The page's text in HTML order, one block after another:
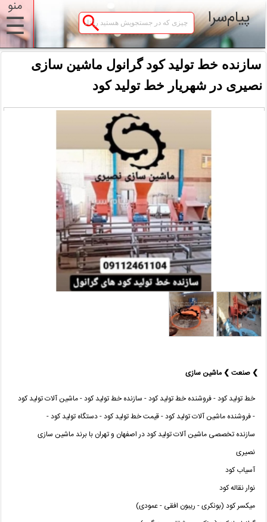
منو
☰ پیام‌سرا
سازنده خط تولید کود گرانول ماشین سازی
نصیری در شهریار خط تولید کود
❯ صنعت ❯ ماشین سازی
خط تولید کود - فروشنده خط تولید کود - سازنده خط تولید کود - ماشین آلات تولید کود
- فروشنده ماشین آلات تولید کود - قیمت خط تولید کود - دستگاه تولید کود -
سازنده تخصصی ماشین آلات تولید کود در اصفهان و تهران با برند ماشین سازی
نصیری
آسیاب کود
نوار نقاله کود
میکسر کود (بونکری - ریبون افقی - عمودی)